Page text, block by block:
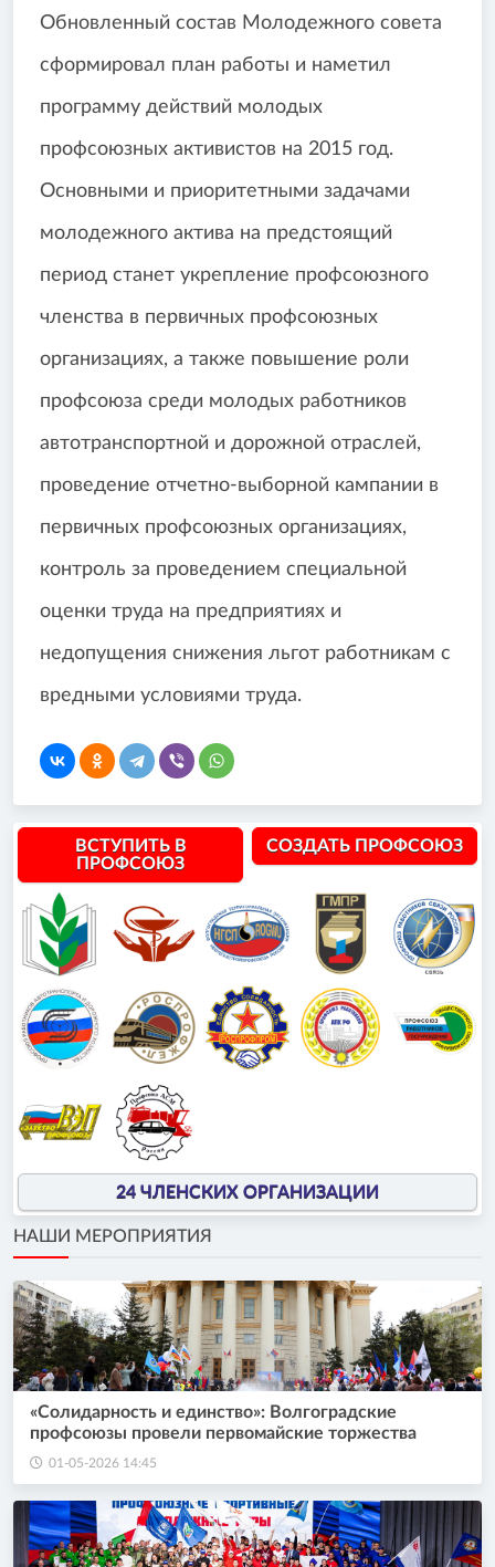
Обновленный состав Молодежного совета
сформировал план работы и наметил
программу действий молодых
профсоюзных активистов на 2015 год.
Основными и приоритетными задачами
молодежного актива на предстоящий
период станет укрепление профсоюзного
членства в первичных профсоюзных
организациях, а также повышение роли
профсоюза среди молодых работников
автотранспортной и дорожной отраслей,
проведение отчетно-выборной кампании в
первичных профсоюзных организациях,
контроль за проведением специальной
оценки труда на предприятиях и
недопущения снижения льгот работникам с
вредными условиями труда.
ВСТУПИТЬ В
ПРОФСОЮЗ
СОЗДАТЬ ПРОФСОЮЗ
24 ЧЛЕНСКИХ ОРГАНИЗАЦИИ
НАШИ МЕРОПРИЯТИЯ
«Солидарность и единство»: Волгоградские
профсоюзы провели первомайские торжества
01-05-2026 14:45